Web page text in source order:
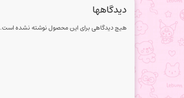
دیدگاهها
هیچ دیدگاهی برای این محصول نوشته نشده است.